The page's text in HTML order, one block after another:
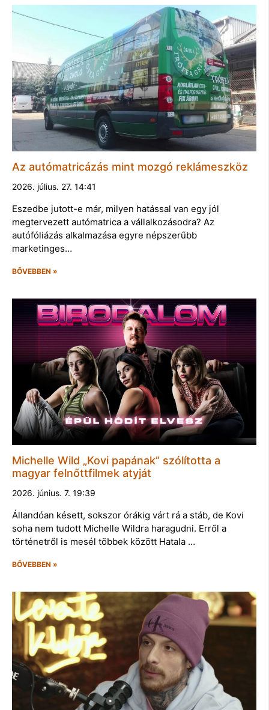
Az autómatricázás mint mozgó reklámeszköz
2026. július. 27. 14:41
Eszedbe jutott-e már, milyen hatással van egy jól
megtervezett autómatrica a vállalkozásodra? Az
autófóliázás alkalmazása egyre népszerűbb
marketinges…
BŐVEBBEN »
Michelle Wild „Kovi papának” szólította a
magyar felnőttfilmek atyját
2026. június. 7. 19:39
Állandóan késett, sokszor órákig várt rá a stáb, de Kovi
soha nem tudott Michelle Wildra haragudni. Erről a
történetről is mesél többek között Hatala …
BŐVEBBEN »